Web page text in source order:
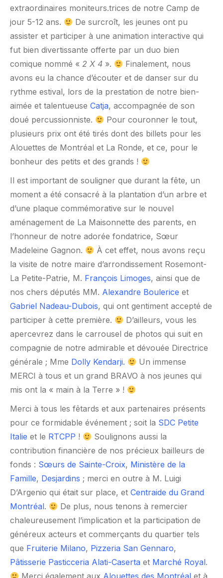
extraordinaires moniteurs.trices de notre Camp de
jour 5-12 ans.
De surcroît, les jeunes ont pu
assister et participer à une animation interactive qui
fut bien divertissante offerte par un duo bien
comique nommé « 2 X 4 ».
Finalement, nous
avons eu la chance d’écouter et de danser sur du
rythme estival, lors de la prestation de notre bien-
aimée et talentueuse Catja, accompagnée de son
doué percussionniste.
Pour couronner le tout,
plusieurs prix ont été tirés dont des billets pour les
Alouettes de Montréal et La Ronde, et ce, pour le
bonheur des petits et des grands !
Il est important de souligner que durant la fête, un
moment a été consacré à la plantation d’un arbre et
d’une plaque commémorative sur le nouvel
aménagement de La Maisonnette des parents, en
l’honneur de notre adorée fondatrice, Sœur
Madeleine Gagnon.
À cet effet, nous avons reçu
la visite de notre maire d’arrondissement Rosemont-
La Petite-Patrie, M. François Limoges, ainsi que de
nos chers députés MM. Alexandre Boulerice et
Gabriel Nadeau-Dubois, qui ont gentiment accepté de
participer à cette première.
D’ailleurs, vous les
apercevrez dans le carrousel de photos qui suit en
compagnie de notre admirable et dévouée Directrice
générale ; Mme Dolly Kendarji.
Un immense
MERCI à tous et un grand BRAVO à nos jeunes qui
mis ont la « main à la Terre » !
Merci à tous les fêtards et aux partenaires présents
pour ce formidable événement ; soit la SDC Petite
Italie et le RTCPP !
Soulignons aussi la
contribution financière de nos précieux bailleurs de
fonds : Sœurs de Sainte-Croix, Ministère de la
Famille, Desjardins ; merci en outre à M. Luigi
D’Argenio qui était sur place, et Centraide du Grand
Montréal.
De plus, nous tenons à remercier
chaleureusement l’implication et la participation de
généreux acteurs et commerçants du quartier tels
que Fruiterie Milano, Pizzeria San Gennaro,
Pâtisserie Pasticceria Alati-Caserta et Marché Royal.
Merci également aux Alouettes des Montréal et à